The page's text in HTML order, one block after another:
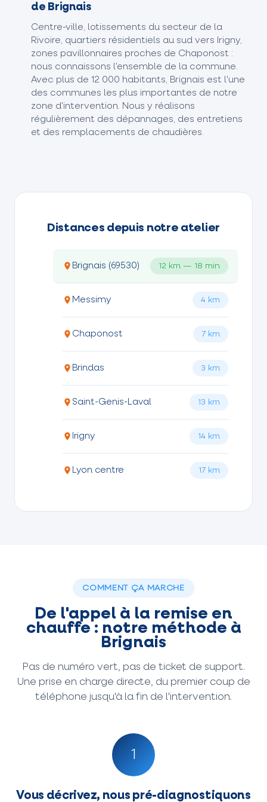
de Brignais
Centre-ville, lotissements du secteur de la
Rivoire, quartiers résidentiels au sud vers Irigny,
zones pavillonnaires proches de Chaponost :
nous connaissons l'ensemble de la commune.
Avec plus de 12 000 habitants, Brignais est l'une
des communes les plus importantes de notre
zone d'intervention. Nous y réalisons
régulièrement des dépannages, des entretiens
et des remplacements de chaudières.
Distances depuis notre atelier
Brignais (69530) 12 km — 18 min
Messimy 4 km
Chaponost 7 km
Brindas 3 km
Saint-Genis-Laval 13 km
Irigny 14 km
Lyon centre 17 km
COMMENT ÇA MARCHE
De l'appel à la remise en
chauffe : notre méthode à
Brignais
Pas de numéro vert, pas de ticket de support.
Une prise en charge directe, du premier coup de
téléphone jusqu'à la fin de l'intervention.
1
Vous décrivez, nous pré-diagnostiquons